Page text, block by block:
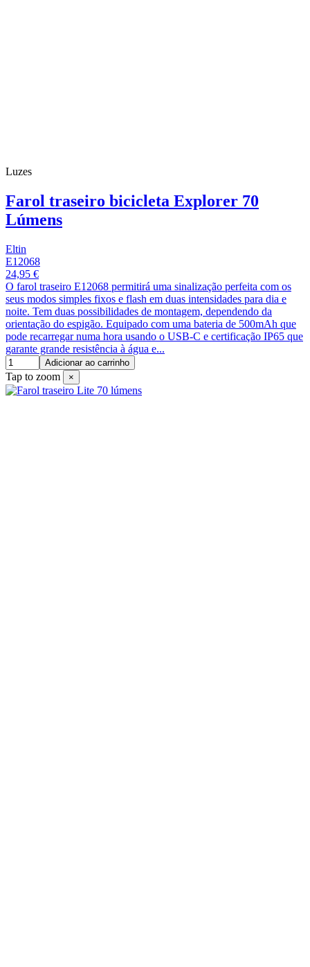
Luzes
Farol traseiro bicicleta Explorer 70
Lúmens
Eltin
E12068
24,95 €
O farol traseiro E12068 permitirá uma sinalização perfeita com os
seus modos simples fixos e flash em duas intensidades para dia e
noite. Tem duas possibilidades de montagem, dependendo da
orientação do espigão. Equipado com uma bateria de 500mAh que
pode recarregar numa hora usando o USB-C e certificação IP65 que
garante grande resistência à água e...
Adicionar ao carrinho
Tap to zoom ×